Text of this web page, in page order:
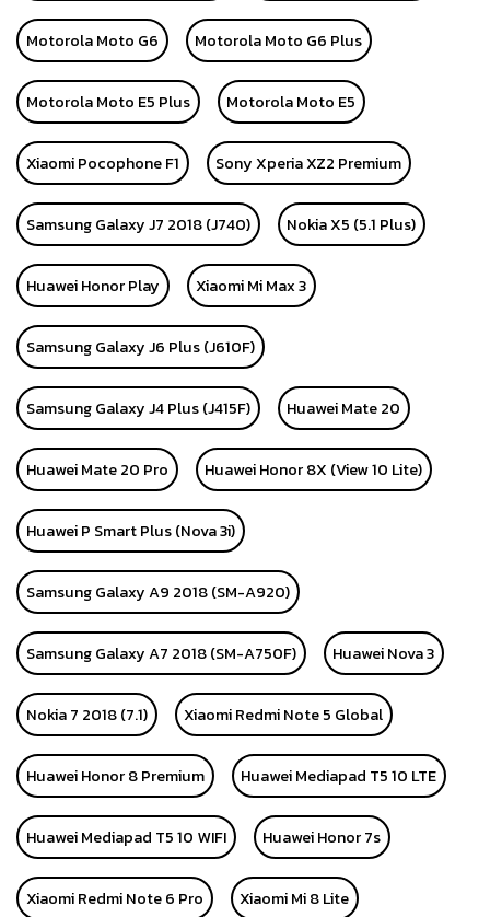
Motorola Moto G6 Motorola Moto G6 Plus
Motorola Moto E5 Plus Motorola Moto E5
Xiaomi Pocophone F1 Sony Xperia XZ2 Premium
Samsung Galaxy J7 2018 (J740) Nokia X5 (5.1 Plus)
Huawei Honor Play Xiaomi Mi Max 3
Samsung Galaxy J6 Plus (J610F)
Samsung Galaxy J4 Plus (J415F) Huawei Mate 20
Huawei Mate 20 Pro Huawei Honor 8X (View 10 Lite)
Huawei P Smart Plus (Nova 3i)
Samsung Galaxy A9 2018 (SM-A920)
Samsung Galaxy A7 2018 (SM-A750F) Huawei Nova 3
Nokia 7 2018 (7.1) Xiaomi Redmi Note 5 Global
Huawei Honor 8 Premium Huawei Mediapad T5 10 LTE
Huawei Mediapad T5 10 WIFI Huawei Honor 7s
Xiaomi Redmi Note 6 Pro Xiaomi Mi 8 Lite